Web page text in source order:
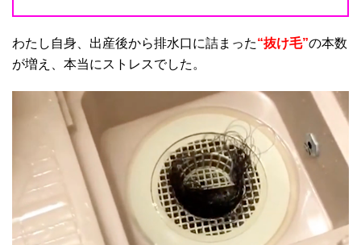
わたし自身、出産後から排水口に詰まった“抜け毛”の本数
が増え、本当にストレスでした。